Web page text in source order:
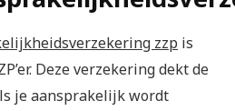
zzp is
Deze verzekering dekt de
je aansprakelijk wordt